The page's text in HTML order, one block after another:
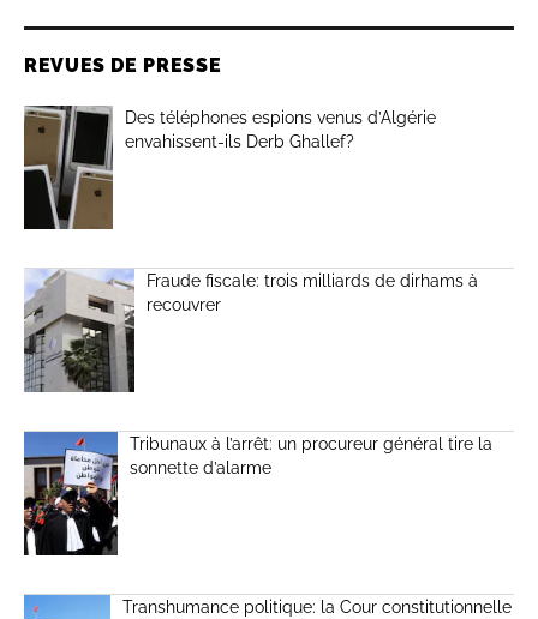
REVUES DE PRESSE
Des téléphones espions venus d’Algérie
envahissent-ils Derb Ghallef?
Fraude fiscale: trois milliards de dirhams à
recouvrer
Tribunaux à l’arrêt: un procureur général tire la
sonnette d’alarme
Transhumance politique: la Cour constitutionnelle